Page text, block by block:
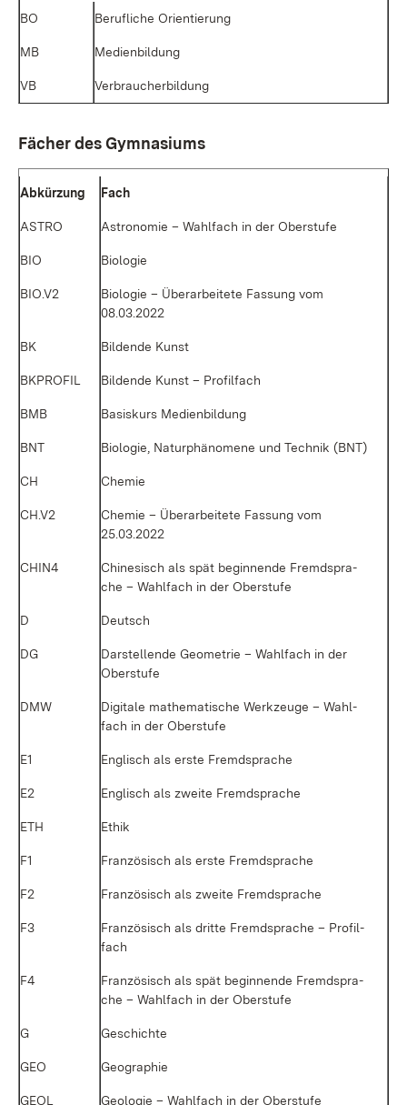
BO Be­ruf­li­che Ori­en­tie­rung
MB Me­di­en­bil­dung
VB Ver­brau­cher­bil­dung
Fä­cher des Gym­na­si­ums
Ab­kür­zung Fach
AS­TRO As­tro­no­mie – Wahl­fach in der Ober­stu­fe
BIO Bio­lo­gie
BIO.V2
Bio­lo­gie – Über­ar­bei­te­te Fas­sung vom
08.03.2022
BK Bil­den­de Kunst
BKPROFIL Bil­den­de Kunst – Pro­fil­fach
BMB Ba­sis­kurs Me­di­en­bil­dung
BNT Bio­lo­gie, Na­tur­phä­no­me­ne und Tech­nik (BNT)
CH Che­mie
CH.V2
Che­mie – Über­ar­bei­te­te Fas­sung vom
25.03.2022
CHIN4
Chi­ne­sisch als spät be­gin­nen­de Fremd­spra­
che – Wahl­fach in der Ober­stu­fe
D Deutsch
DG
Dar­stel­len­de Geo­me­trie – Wahl­fach in der
Ober­stu­fe
DMW
Di­gi­ta­le ma­the­ma­ti­sche Werk­zeu­ge – Wahl­
fach in der Ober­stu­fe
E1 Eng­lisch als ers­te Fremd­spra­che
E2 Eng­lisch als zwei­te Fremd­spra­che
ETH Ethik
F1 Fran­zö­sisch als ers­te Fremd­spra­che
F2 Fran­zö­sisch als zwei­te Fremd­spra­che
F3
Fran­zö­sisch als drit­te Fremd­spra­che – Pro­fil­
fach
F4
Fran­zö­sisch als spät be­gin­nen­de Fremd­spra­
che – Wahl­fach in der Ober­stu­fe
G Ge­schich­te
GEO Geo­gra­phie
GEOL Geo­lo­gie – Wahl­fach in der Ober­stu­fe